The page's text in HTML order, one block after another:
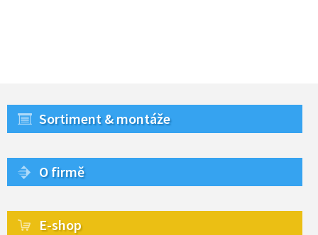
Sortiment & montáže
O firmě
E-shop